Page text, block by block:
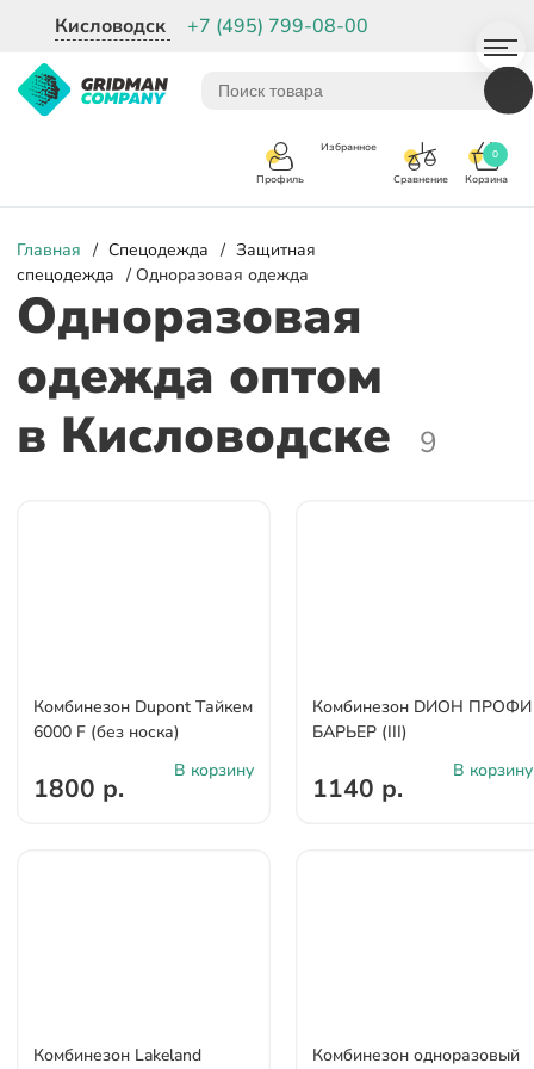
Кисловодск +7 (495) 799-08-00
Профиль
Избранное
Сравнение Корзина
0
Главная / Спецодежда / Защитная
спецодежда / Одноразовая одежда
Одноразовая
одежда оптом
в Кисловодске
9
Комбинезон Dupont Тайкем
6000 F (без носка)
1800 р.
В корзину
Комбинезон DИОН ПРОФИ
БАРЬЕР (III)
1140 р.
В корзину
Комбинезон Lakeland Комбинезон одноразовый